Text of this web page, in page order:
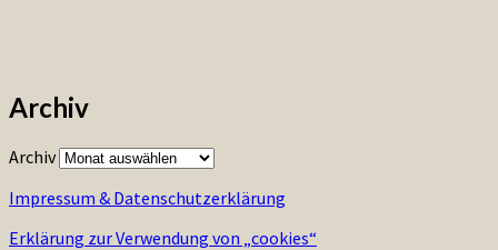
Archiv
Archiv
Impressum & Datenschutzerklärung
Erklärung zur Verwendung von „cookies“